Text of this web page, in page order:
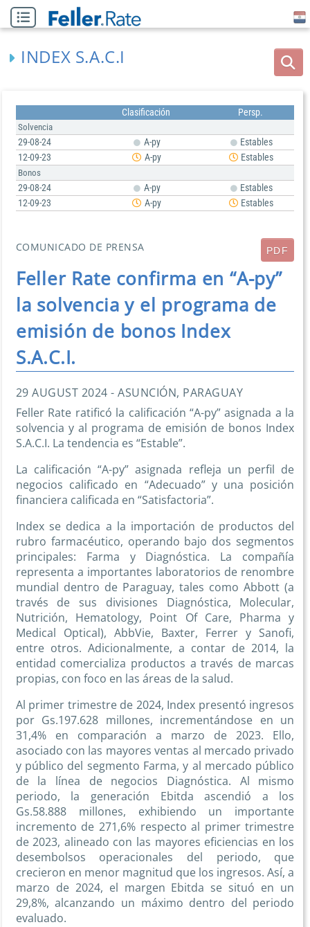
INDEX S.A.C.I
Clasificación Persp.
Solvencia
29-08-24 A-py
Estables
12-09-23
A-py Estables
Bonos
29-08-24 A-py
Estables
12-09-23
A-py Estables
COMUNICADO DE PRENSA PDF
Feller Rate confirma en “A-py”
la solvencia y el programa de
emisión de bonos Index
S.A.C.I.
29 AUGUST 2024 - ASUNCIÓN, PARAGUAY
Feller Rate ratificó la calificación “A-py” asignada a la
solvencia y al programa de emisión de bonos Index
S.A.C.I. La tendencia es “Estable”.
La calificación “A-py” asignada refleja un perfil de
negocios calificado en “Adecuado” y una posición
financiera calificada en “Satisfactoria”.
Index se dedica a la importación de productos del
rubro farmacéutico, operando bajo dos segmentos
principales: Farma y Diagnóstica. La compañía
representa a importantes laboratorios de renombre
mundial dentro de Paraguay, tales como Abbott (a
través de sus divisiones Diagnóstica, Molecular,
Nutrición, Hematology, Point Of Care, Pharma y
Medical Optical), AbbVie, Baxter, Ferrer y Sanofi,
entre otros. Adicionalmente, a contar de 2014, la
entidad comercializa productos a través de marcas
propias, con foco en las áreas de la salud.
Al primer trimestre de 2024, Index presentó ingresos
por Gs.197.628 millones, incrementándose en un
31,4% en comparación a marzo de 2023. Ello,
asociado con las mayores ventas al mercado privado
y público del segmento Farma, y al mercado público
de la línea de negocios Diagnóstica. Al mismo
periodo, la generación Ebitda ascendió a los
Gs.58.888 millones, exhibiendo un importante
incremento de 271,6% respecto al primer trimestre
de 2023, alineado con las mayores eficiencias en los
desembolsos operacionales del periodo, que
crecieron en menor magnitud que los ingresos. Así, a
marzo de 2024, el margen Ebitda se situó en un
29,8%, alcanzando un máximo dentro del periodo
evaluado.